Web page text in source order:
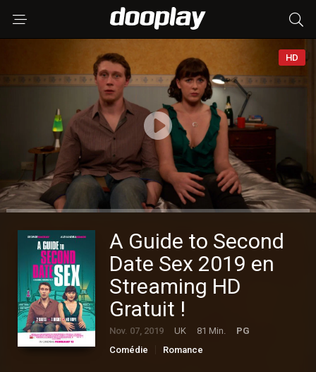
HD
A Guide to Second
Date Sex 2019 en
Streaming HD
Gratuit !
Nov. 07, 2019 UK 81 Min.
PG
Comédie
Romance